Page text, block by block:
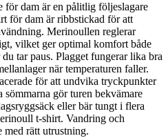
för dam är en pålitlig följeslagare
för dam är ribbstickad för att
Merinoullen reglerar
vilket ger optimal komfort både
tar paus. Plagget fungerar lika bra
när temperaturen faller.
för att undvika tryckpunkter
sömmarna gör turen bekvämare
eller bär tungt i flera
t-shirt. Vandring och
rätt utrustning.